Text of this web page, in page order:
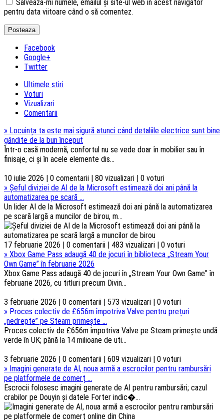
Salvează-mi numele, emailul și site-ul web în acest navigator
pentru data viitoare când o să comentez.
Facebook
Google+
Twitter
Ultimele stiri
Voturi
Vizualizari
Comentarii
» Locuința ta este mai sigură atunci când detaliile electrice sunt bine
gândite de la bun început
Într-o casă modernă, confortul nu se vede doar în mobilier sau în
finisaje, ci și în acele elemente dis...
10 iulie 2026 | 0 comentarii | 80 vizualizari | 0 voturi
» Șeful diviziei de AI de la Microsoft estimează doi ani până la
automatizarea pe scară ...
Un lider AI de la Microsoft estimează doi ani până la automatizarea
pe scară largă a muncilor de birou, m...
17 februarie 2026 | 0 comentarii | 483 vizualizari | 0 voturi
» Xbox Game Pass adaugă 40 de jocuri în biblioteca „Stream Your
Own Game” în februarie 2026
Xbox Game Pass adaugă 40 de jocuri în „Stream Your Own Game” în
februarie 2026, cu titluri precum Divin...
3 februarie 2026 | 0 comentarii | 573 vizualizari | 0 voturi
» Proces colectiv de £656m împotriva Valve pentru prețuri
„nedrepte” pe Steam primește ...
Proces colectiv de £656m împotriva Valve pe Steam primește undă
verde în UK; până la 14 milioane de uti...
3 februarie 2026 | 0 comentarii | 609 vizualizari | 0 voturi
» Imagini generate de AI, noua armă a escrocilor pentru rambursări
pe platformele de comerț ...
Escrocii folosesc imagini generate de AI pentru rambursări; cazul
crabilor pe Douyin și datele Forter indic�...